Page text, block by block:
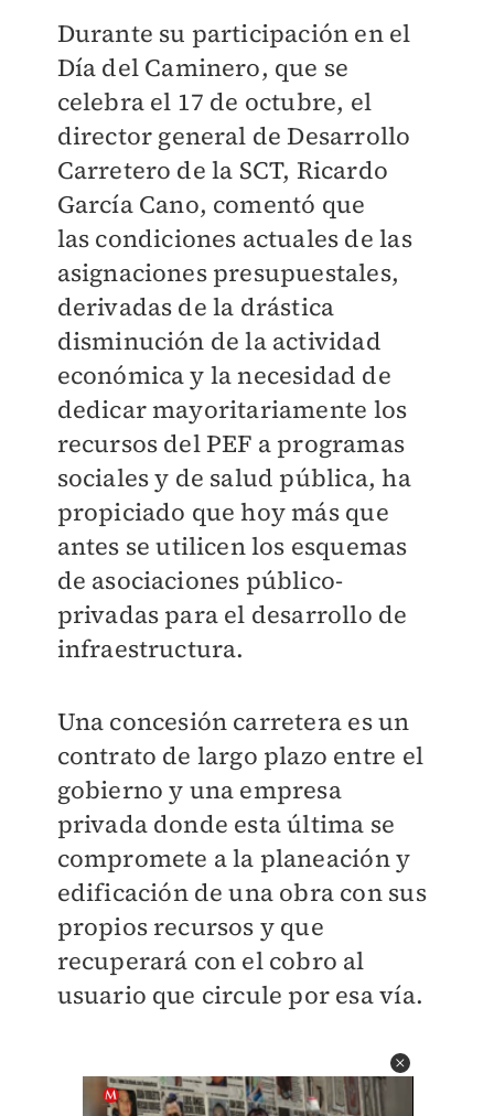
Durante su participación en el
Día del Caminero, que se
celebra el 17 de octubre, el
director general de Desarrollo
Carretero de la SCT, Ricardo
García Cano, comentó que
las condiciones actuales de las
asignaciones presupuestales,
derivadas de la drástica
disminución de la actividad
económica y la necesidad de
dedicar mayoritariamente los
recursos del PEF a programas
sociales y de salud pública, ha
propiciado que hoy más que
antes se utilicen los esquemas
de asociaciones público-
privadas para el desarrollo de
infraestructura.
Una concesión carretera es un
contrato de largo plazo entre el
gobierno y una empresa
privada donde esta última se
compromete a la planeación y
edificación de una obra con sus
propios recursos y que
recuperará con el cobro al
usuario que circule por esa vía.